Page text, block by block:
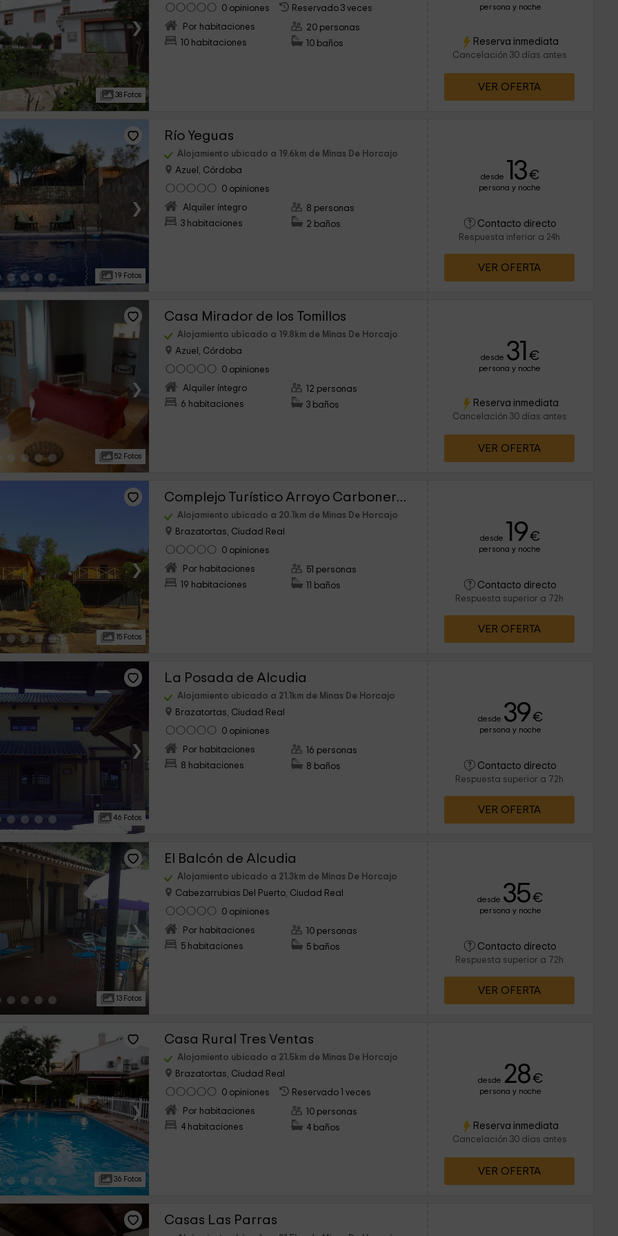
›
38 Fotos
0 opiniones
Reservado 3 veces
Por habitaciones
10 habitaciones
20 personas
10 baños
persona y noche
Reserva inmediata
Cancelación 30 días antes
VER OFERTA
›
19 Fotos
Río Yeguas
Alojamiento ubicado a 19.6km de Minas De Horcajo
Azuel, Córdoba
0 opiniones
Alquiler íntegro
3 habitaciones
8 personas
2 baños
desde 13€
persona y noche
Contacto directo
Respuesta inferior a 24h
VER OFERTA
›
52 Fotos
Casa Mirador de los Tomillos
Alojamiento ubicado a 19.8km de Minas De Horcajo
Azuel, Córdoba
0 opiniones
Alquiler íntegro
6 habitaciones
12 personas
3 baños
desde 31 €
persona y noche
Reserva inmediata
Cancelación 30 días antes
VER OFERTA
›
15 Fotos
Complejo Turístico Arroyo Carboneras
Alojamiento ubicado a 20.1km de Minas De Horcajo
Brazatortas, Ciudad Real
0 opiniones
Por habitaciones
19 habitaciones
51 personas
11 baños
desde 19€
persona y noche
Contacto directo
Respuesta superior a 72h
VER OFERTA
›
46 Fotos
La Posada de Alcudia
Alojamiento ubicado a 21.1km de Minas De Horcajo
Brazatortas, Ciudad Real
0 opiniones
Por habitaciones
8 habitaciones
16 personas
8 baños
desde 39€
persona y noche
Contacto directo
Respuesta superior a 72h
VER OFERTA
›
13 Fotos
El Balcón de Alcudia
Alojamiento ubicado a 21.3km de Minas De Horcajo
Cabezarrubias Del Puerto, Ciudad Real
0 opiniones
Por habitaciones
5 habitaciones
10 personas
5 baños
desde 35€
persona y noche
Contacto directo
Respuesta superior a 72h
VER OFERTA
›
36 Fotos
Casa Rural Tres Ventas
Alojamiento ubicado a 21.5km de Minas De Horcajo
Brazatortas, Ciudad Real
0 opiniones
Reservado 1 veces
Por habitaciones
4 habitaciones
10 personas
4 baños
desde 28€
persona y noche
Reserva inmediata
Cancelación 30 días antes
VER OFERTA
Casas Las Parras